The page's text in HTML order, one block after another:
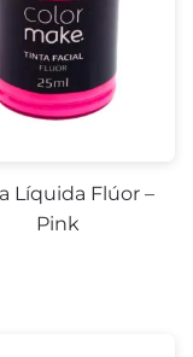
Líquida Flúor –
Pink